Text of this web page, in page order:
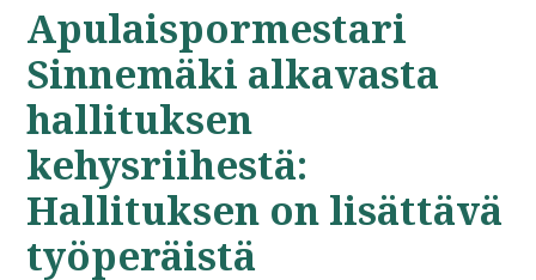
Apulaispormestari
Sinnemäki alkavasta
hallituksen
kehysriihestä:
Hallituksen on lisättävä
työperäistä